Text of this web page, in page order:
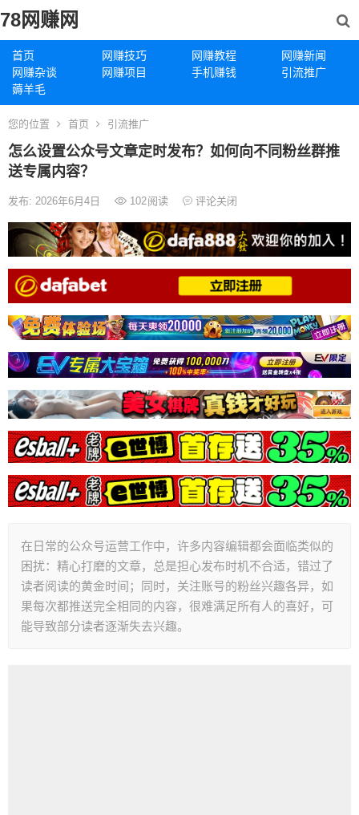
78网赚网
首页 网赚技巧 网赚教程
网赚新闻
网赚杂谈
网赚项目 手机赚钱
引流推广
薅羊毛
您的位置 首页 引流推广
怎么设置公众号文章定时发布？如何向不同粉丝群推
送专属内容？
发布: 2026年6月4日 102阅读 评论关闭
在日常的公众号运营工作中，许多内容编辑都会面临类似的
困扰：精心打磨的文章，总是担心发布时机不合适，错过了
读者阅读的黄金时间；同时，关注账号的粉丝兴趣各异，如
果每次都推送完全相同的内容，很难满足所有人的喜好，可
能导致部分读者逐渐失去兴趣。